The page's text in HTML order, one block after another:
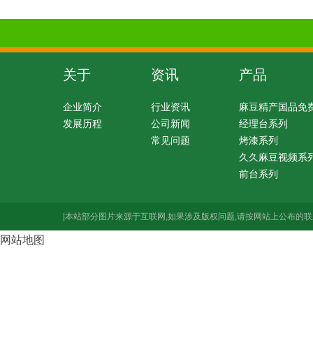
关于
企业简介
发展历程
资讯
行业资讯
公司新闻
常见问题
产品
麻豆精产国品免
经理台系列
烤漆系列
久久麻豆视频系
前台系列
|本站部分图片来源于互联网,如果涉及版权问题,请按网站上公布的
网站地图